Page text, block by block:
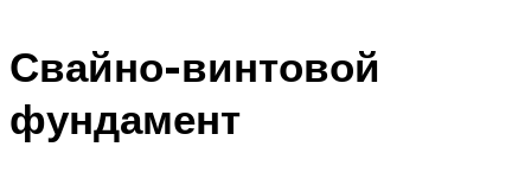
Свайно-винтовой
фундамент